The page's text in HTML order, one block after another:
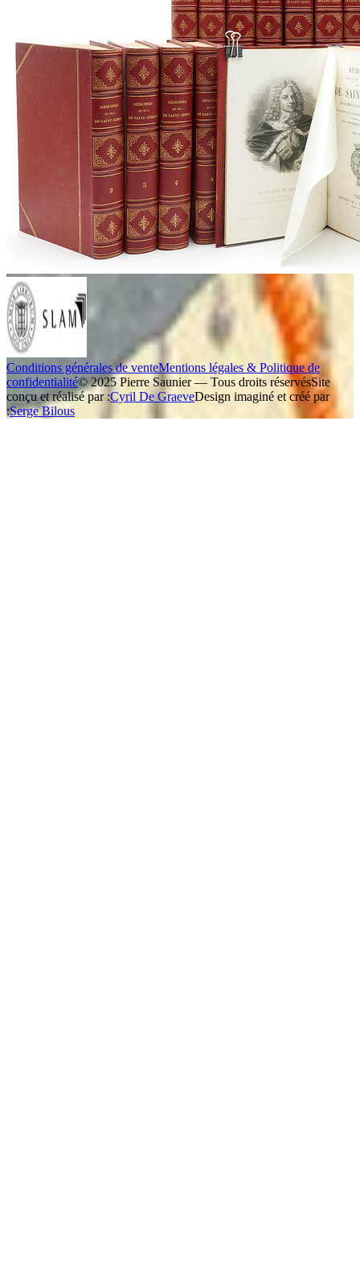
Conditions générales de venteMentions légales & Politique de
confidentialité© 2025 Pierre Saunier — Tous droits réservésSite
conçu et réalisé par :Cyril De GraeveDesign imaginé et créé par
:Serge Bilous